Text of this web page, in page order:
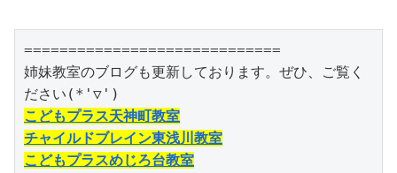
=============================
姉妹教室のブログも更新しております。ぜひ、ご覧く
こどもプラス天神町教室
チャイルドブレイン東浅川教室
こどもプラスめじろ台教室